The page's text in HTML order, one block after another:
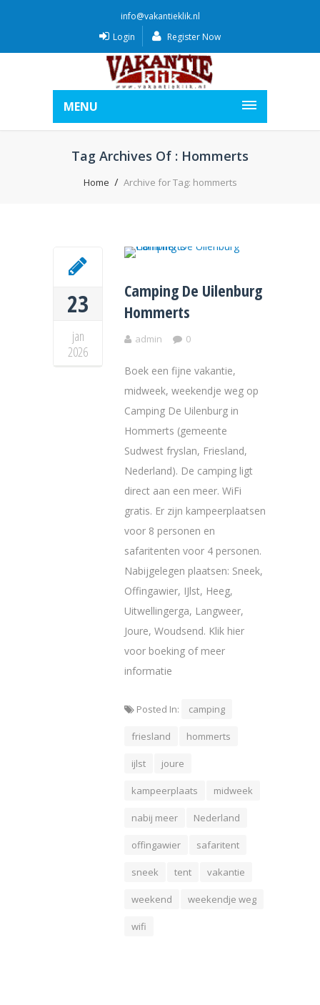
info@vakantieklik.nl
Login
Register Now
MENU
Tag Archives Of : Hommerts
Home Archive for Tag: hommerts
23
jan
2026
Camping De Uilenburg
Hommerts
admin 0
Boek een fijne vakantie,
midweek, weekendje weg op
Camping De Uilenburg in
Hommerts (gemeente
Sudwest fryslan, Friesland,
Nederland). De camping ligt
direct aan een meer. WiFi
gratis. Er zijn kampeerplaatsen
voor 8 personen en
safaritenten voor 4 personen.
Nabijgelegen plaatsen: Sneek,
Offingawier, IJlst, Heeg,
Uitwellingerga, Langweer,
Joure, Woudsend. Klik hier
voor boeking of meer
informatie
Posted In: camping
friesland hommerts
ijlst joure
kampeerplaats midweek
nabij meer Nederland
offingawier safaritent
sneek tent vakantie
weekend weekendje weg
wifi